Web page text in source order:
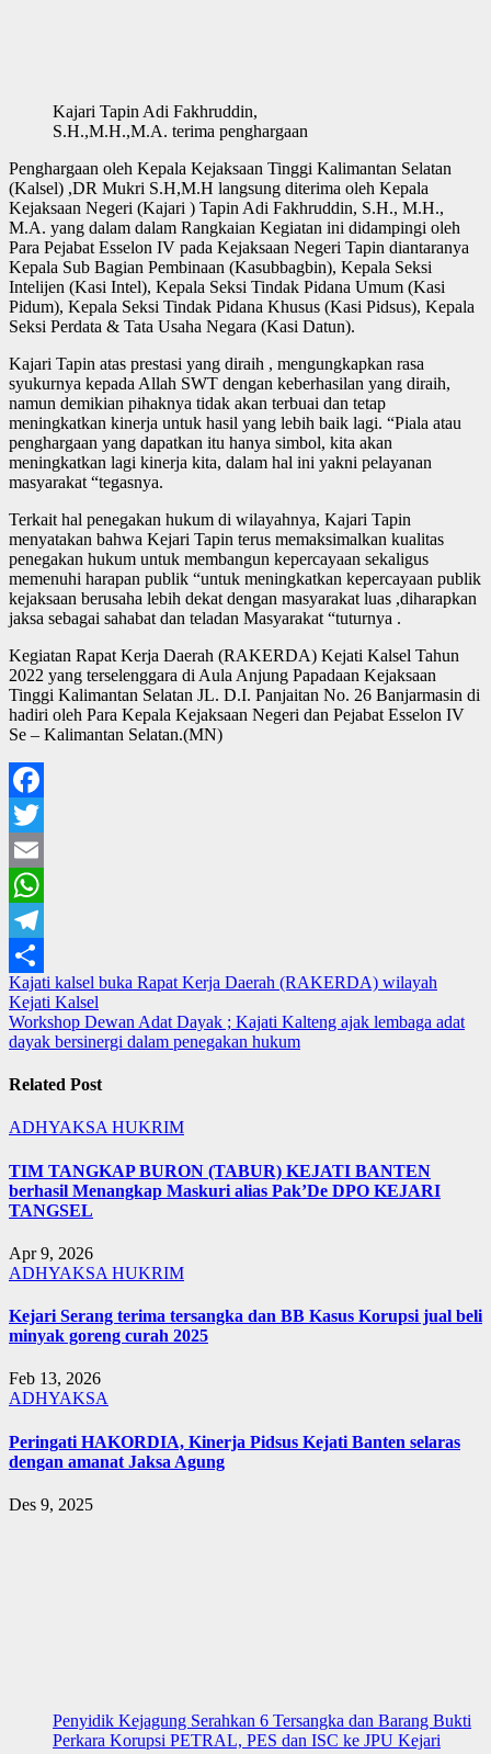
Kajari Tapin Adi Fakhruddin,
S.H.,M.H.,M.A. terima penghargaan
Penghargaan oleh Kepala Kejaksaan Tinggi Kalimantan Selatan
(Kalsel) ,DR Mukri S.H,M.H langsung diterima oleh Kepala
Kejaksaan Negeri (Kajari ) Tapin Adi Fakhruddin, S.H., M.H.,
M.A. yang dalam dalam Rangkaian Kegiatan ini didampingi oleh
Para Pejabat Esselon IV pada Kejaksaan Negeri Tapin diantaranya
Kepala Sub Bagian Pembinaan (Kasubbagbin), Kepala Seksi
Intelijen (Kasi Intel), Kepala Seksi Tindak Pidana Umum (Kasi
Pidum), Kepala Seksi Tindak Pidana Khusus (Kasi Pidsus), Kepala
Seksi Perdata & Tata Usaha Negara (Kasi Datun).
Kajari Tapin atas prestasi yang diraih , mengungkapkan rasa
syukurnya kepada Allah SWT dengan keberhasilan yang diraih,
namun demikian pihaknya tidak akan terbuai dan tetap
meningkatkan kinerja untuk hasil yang lebih baik lagi. “Piala atau
penghargaan yang dapatkan itu hanya simbol, kita akan
meningkatkan lagi kinerja kita, dalam hal ini yakni pelayanan
masyarakat “tegasnya.
Terkait hal penegakan hukum di wilayahnya, Kajari Tapin
menyatakan bahwa Kejari Tapin terus memaksimalkan kualitas
penegakan hukum untuk membangun kepercayaan sekaligus
memenuhi harapan publik “untuk meningkatkan kepercayaan publik
kejaksaan berusaha lebih dekat dengan masyarakat luas ,diharapkan
jaksa sebagai sahabat dan teladan Masyarakat “tuturnya .
Kegiatan Rapat Kerja Daerah (RAKERDA) Kejati Kalsel Tahun
2022 yang terselenggara di Aula Anjung Papadaan Kejaksaan
Tinggi Kalimantan Selatan JL. D.I. Panjaitan No. 26 Banjarmasin di
hadiri oleh Para Kepala Kejaksaan Negeri dan Pejabat Esselon IV
Se – Kalimantan Selatan.(MN)
Facebook
Twitter
Email
WhatsApp
Telegram
Share
Navigasi
pos
Kajati kalsel buka Rapat Kerja Daerah (RAKERDA) wilayah
Kejati Kalsel
Workshop Dewan Adat Dayak ; Kajati Kalteng ajak lembaga adat
dayak bersinergi dalam penegakan hukum
Related Post
ADHYAKSAHUKRIM
TIM TANGKAP BURON (TABUR) KEJATI BANTEN
berhasil Menangkap Maskuri alias Pak’De DPO KEJARI
TANGSEL
Apr 9, 2026
ADHYAKSA HUKRIM
Kejari Serang terima tersangka dan BB Kasus Korupsi jual beli
minyak goreng curah 2025
Feb 13, 2026
ADHYAKSA
Peringati HAKORDIA, Kinerja Pidsus Kejati Banten selaras
dengan amanat Jaksa Agung
Des 9, 2025
Penyidik Kejagung Serahkan 6 Tersangka dan Barang Bukti
Perkara Korupsi PETRAL, PES dan ISC ke JPU Kejari